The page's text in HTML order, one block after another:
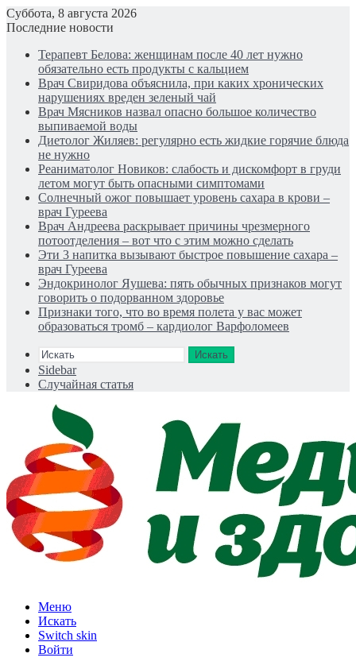
Суббота, 8 августа 2026
Последние новости
Терапевт Белова: женщинам после 40 лет нужно
обязательно есть продукты с кальцием
Врач Свиридова объяснила, при каких хронических
нарушениях вреден зеленый чай
Врач Мясников назвал опасно большое количество
выпиваемой воды
Диетолог Жиляев: регулярно есть жидкие горячие блюда
не нужно
Реаниматолог Новиков: слабость и дискомфорт в груди
летом могут быть опасными симптомами
Солнечный ожог повышает уровень сахара в крови –
врач Гуреева
Врач Андреева раскрывает причины чрезмерного
потоотделения – вот что с этим можно сделать
Эти 3 напитка вызывают быстрое повышение сахара –
врач Гуреева
Эндокринолог Яушева: пять обычных признаков могут
говорить о подорванном здоровье
Признаки того, что во время полета у вас может
образоваться тромб – кардиолог Варфоломеев
Искать
Sidebar
Случайная статья
Меню
Искать
Switch skin
Войти